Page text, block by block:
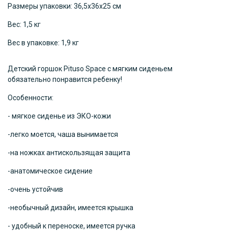
Размеры упаковки: 36,5х36х25 см
Вес: 1,5 кг
Вес в упаковке: 1,9 кг
Детский горшок Pituso Space с мягким сиденьем
обязательно понравится ребенку!
Особенности:
- мягкое сиденье из ЭКО-кожи
-легко моется, чаша вынимается
-на ножках антискользящая защита
-анатомическое сидение
-очень устойчив
-необычный дизайн, имеется крышка
- удобный к переноске, имеется ручка